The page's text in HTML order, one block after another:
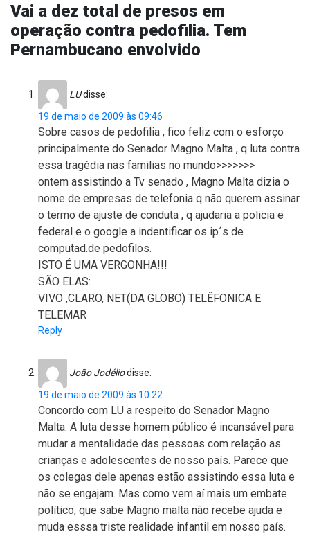
Vai a dez total de presos em
operação contra pedofilia. Tem
Pernambucano envolvido
LUdisse:
19 de maio de 2009 às 09:46
Sobre casos de pedofilia , fico feliz com o esforço
principalmente do Senador Magno Malta , q luta contra
essa tragédia nas familias no mundo>>>>>>>
ontem assistindo a Tv senado , Magno Malta dizia o
nome de empresas de telefonia q não querem assinar
o termo de ajuste de conduta , q ajudaria a policia e
federal e o google a indentificar os ip´s de
computad.de pedofilos.
ISTO É UMA VERGONHA!!!
SÃO ELAS:
VIVO ,CLARO, NET(DA GLOBO) TELÊFONICA E
TELEMAR
Reply
João Jodéliodisse:
19 de maio de 2009 às 10:22
Concordo com LU a respeito do Senador Magno
Malta. A luta desse homem público é incansável para
mudar a mentalidade das pessoas com relação as
crianças e adolescentes de nosso país. Parece que
os colegas dele apenas estão assistindo essa luta e
não se engajam. Mas como vem aí mais um embate
político, que sabe Magno malta não recebe ajuda e
muda esssa triste realidade infantil em nosso país.